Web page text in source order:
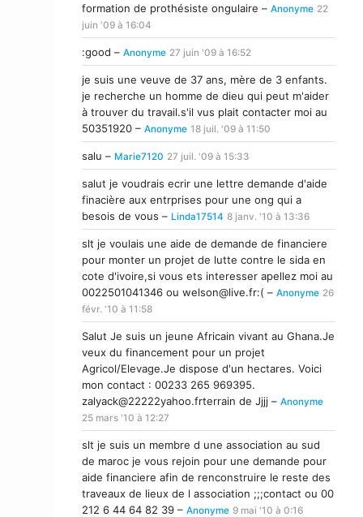
formation de prothésiste ongulaire – Anonyme 22
juin '09 à 16:04
:good – Anonyme 27 juin '09 à 16:52
je suis une veuve de 37 ans, mère de 3 enfants.
je recherche un homme de dieu qui peut m'aider
à trouver du travail.s'il vus plait contacter moi au
50351920 – Anonyme 18 juil. '09 à 11:50
salu – Marie7120 27 juil. '09 à 15:33
salut je voudrais ecrir une lettre demande d'aide
finacière aux entrprises pour une ong qui a
besois de vous – Linda17514 8 janv. '10 à 13:36
slt je voulais une aide de demande de financiere
pour monter un projet de lutte contre le sida en
cote d'ivoire,si vous ets interesser apellez moi au
0022501041346 ou welson@live.fr:( – Anonyme 26
févr. '10 à 11:58
Salut Je suis un jeune Africain vivant au Ghana.Je
veux du financement pour un projet
Agricol/Elevage.Je dispose d'un hectares. Voici
mon contact : 00233 265 969395.
zalyack@22222yahoo.frterrain de Jjjj – Anonyme
25 mars '10 à 12:27
slt je suis un membre d une association au sud
de maroc je vous rejoin pour une demande pour
aide financiere afin de renconstruire le reste des
traveaux de lieux de l association ;;;contact ou 00
212 6 44 64 82 39 – Anonyme 9 mai '10 à 0:16